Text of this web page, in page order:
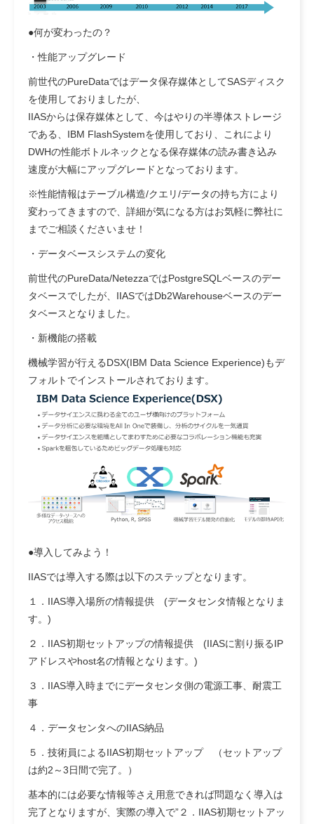
●何が変わったの？
・性能アップグレード
前世代のPureDataではデータ保存媒体としてSASディスク
を使用しておりましたが、
IIASからは保存媒体として、今はやりの半導体ストレージ
である、IBM FlashSystemを使用しており、これにより
DWHの性能ボトルネックとなる保存媒体の読み書き込み
速度が大幅にアップグレードとなっております。
※性能情報はテーブル構造/クエリ/データの持ち方により
変わってきますので、詳細が気になる方はお気軽に弊社に
までご相談くださいませ！
・データベースシステムの変化
前世代のPureData/NetezzaではPostgreSQLベースのデー
タベースでしたが、IIASではDb2Warehouseベースのデー
タベースとなりました。
・新機能の搭載
機械学習が行えるDSX(IBM Data Science Experience)もデ
フォルトでインストールされております。
●導入してみよう！
IIASでは導入する際は以下のステップとなります。
１．IIAS導入場所の情報提供 (データセンタ情報となりま
す。)
２．IIAS初期セットアップの情報提供 (IIASに割り振るIP
アドレスやhost名の情報となります。)
３．IIAS導入時までにデータセンタ側の電源工事、耐震工
事
４．データセンタへのIIAS納品
５．技術員によるIIAS初期セットアップ （セットアップ
は約2～3日間で完了。）
基本的には必要な情報等さえ用意できれば問題なく導入は
完了となりますが、実際の導入で”２．IIAS初期セットアッ